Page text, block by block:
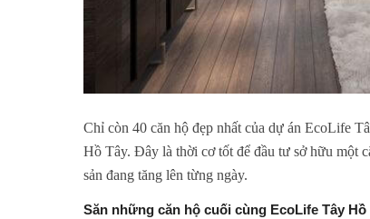
Chỉ còn 40 căn hộ đẹp nhất của dự án EcoLife
Hồ Tây. Đây là thời cơ tốt để đầu tư sở hữu một
sản đang tăng lên từng ngày.
Săn những căn hộ cuối cùng EcoLife Tây Hồ